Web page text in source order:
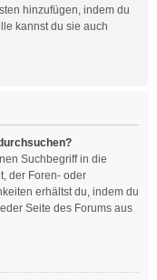
hinzufügen, indem du
kannst du sie auch
Suchbegriff in die
der Foren- oder
erhältst du, indem du
Seite des Forums aus